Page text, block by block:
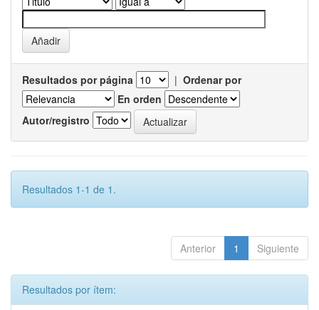
Resultados por página | Ordenar por
En orden
Autor/registro
Resultados 1-1 de 1.
Anterior 1 Siguiente
Resultados por ítem: